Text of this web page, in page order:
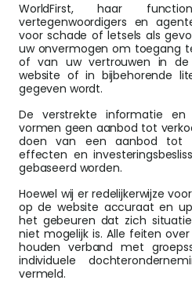
WorldFirst, haar
vertegenwoordigers en
voor schade of letsels als
uw onvermogen om toegang
of van uw vertrouwen in
website of in bijbehorende
gegeven wordt.
De verstrekte informatie
vormen geen aanbod tot
doen van een aanbod tot
effecten en
gebaseerd worden.
Hoewel wij er redelijkerwijze
op de website accuraat en
het gebeuren dat zich
niet mogelijk is. Alle feiten over
houden verband met
individuele
vermeld.